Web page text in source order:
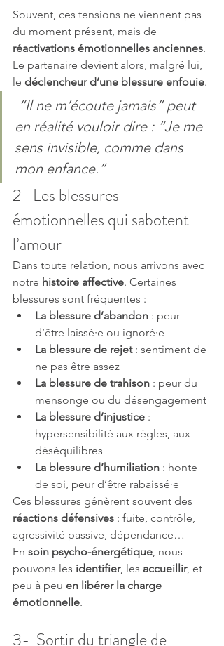
Souvent, ces tensions ne viennent pas
du moment présent, mais de
réactivations émotionnelles anciennes.
Le partenaire devient alors, malgré lui,
le déclencheur d’une blessure enfouie.
“Il ne m’écoute jamais” peut
en réalité vouloir dire : “Je me
sens invisible, comme dans
mon enfance.”
2- Les blessures
émotionnelles qui sabotent
l’amour
Dans toute relation, nous arrivons avec
notre histoire affective. Certaines
blessures sont fréquentes :
La blessure d’abandon : peur
d’être laissé·e ou ignoré·e
La blessure de rejet : sentiment de
ne pas être assez
La blessure de trahison : peur du
mensonge ou du désengagement
La blessure d’injustice :
hypersensibilité aux règles, aux
déséquilibres
La blessure d’humiliation : honte
de soi, peur d’être rabaissé·e
Ces blessures génèrent souvent des
réactions défensives : fuite, contrôle,
agressivité passive, dépendance…
En soin psycho-énergétique, nous
pouvons les identifier, les accueillir, et
peu à peu en libérer la charge
émotionnelle.
3-  Sortir du triangle de